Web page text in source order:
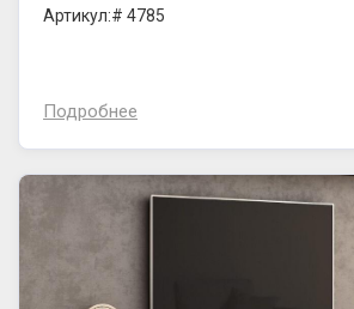
Артикул:# 4785
Подробнее